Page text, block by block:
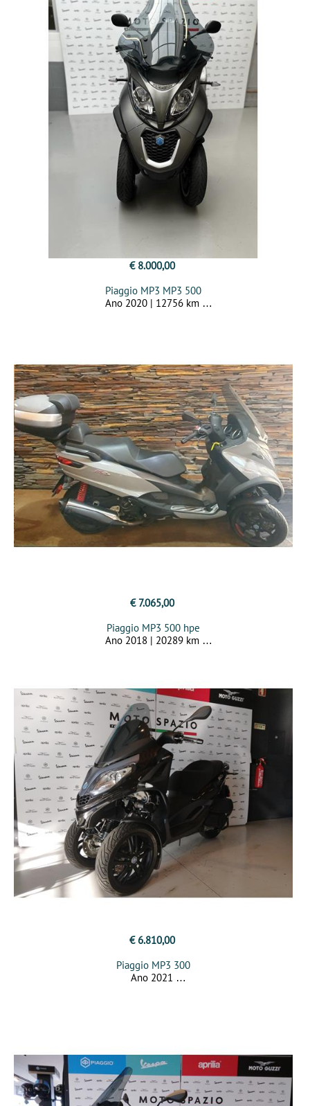
€ 8.000,00
Piaggio MP3 MP3 500
Ano 2020 | 12756 km
€ 7.065,00
Piaggio MP3 500 hpe
Ano 2018 | 20289 km
€ 6.810,00
Piaggio MP3 300
Ano 2021